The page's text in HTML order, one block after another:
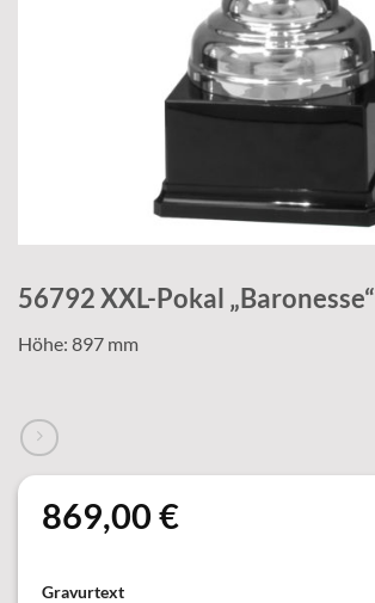
56792 XXL-Pokal „Baronesse“
Höhe: 897 mm
869,00 €
Gravurtext